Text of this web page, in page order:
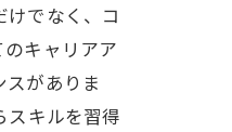
でなく、コ
キャリアア
がありま
スキルを習得